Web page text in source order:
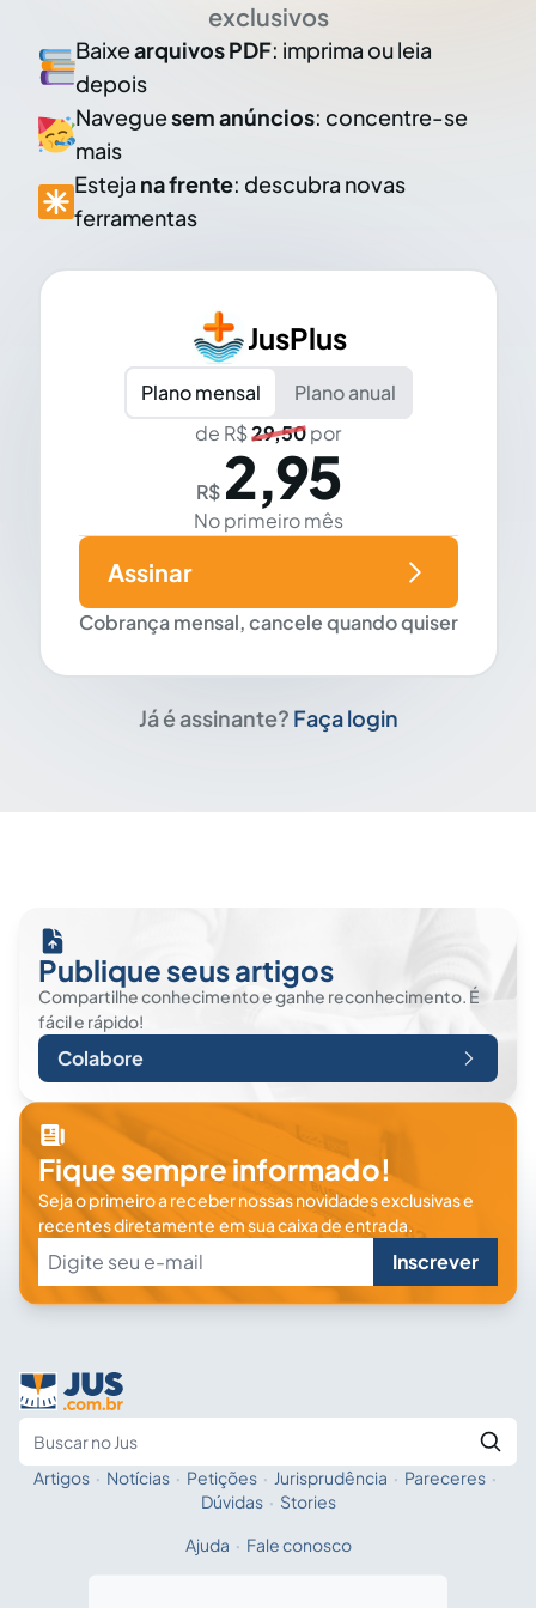
exclusivos
Baixearquivos PDF: imprima ou leia
depois
Naveguesem anúncios: concentre-se
mais
Esteja na frente: descubra novas
ferramentas
JusPlus
Plano mensal
Plano anual
de R$29,50por
R$ 2,95
No primeiro mês
Cobrança mensal, cancele quando quiser
Assinar
Já é assinante? Faça login
Publique seus artigos
Compartilhe conhecimento e ganhe reconhecimento. É
fácil e rápido!
Colabore
Fique sempre informado!
Seja o primeiro a receber nossas novidades exclusivas e
recentes diretamente em sua caixa de entrada.
Inscrever
Fale com a IA
Artigos · Notícias · Petições · Jurisprudência · Pareceres ·
Dúvidas · Stories
Ajuda · Fale conosco